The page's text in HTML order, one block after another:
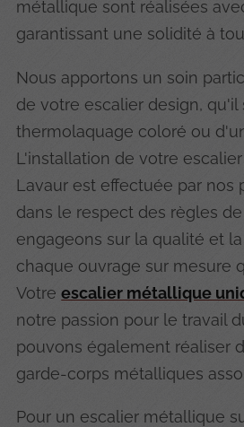
métallique sont réalisées
garantissant une solidité à
Nous apportons un soin
de votre escalier design, qu'il
thermolaquage coloré ou
L'installation de votre
Lavaur est effectuée par nos
dans le respect des règles
engageons sur la qualité et
chaque ouvrage sur mesure
Votreescalier métallique
notre passion pour le travail
pouvons également réaliser
garde-corps métalliques
Pour un escalier métallique